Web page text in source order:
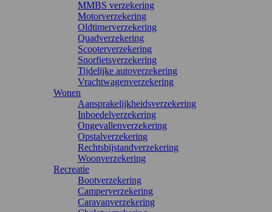
MMBS verzekering
Motorverzekering
Oldtimerverzekering
Quadverzekering
Scooterverzekering
Snorfietsverzekering
Tijdelijke autoverzekering
Vrachtwagenverzekering
Wonen
Aansprakelijkheidsverzekering
Inboedelverzekering
Ongevallenverzekering
Opstalverzekering
Rechtsbijstandverzekering
Woonverzekering
Recreatie
Bootverzekering
Camperverzekering
Caravanverzekering